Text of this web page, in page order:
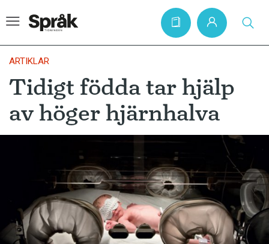
Hem
Artiklar
Skrivtips
Bokrecensioner
Kviss
ARTIKLAR
Tidigt födda tar hjälp
av höger hjärnhalva